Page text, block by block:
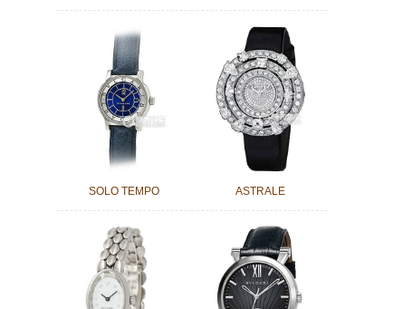
SOLO TEMPO ASTRALE